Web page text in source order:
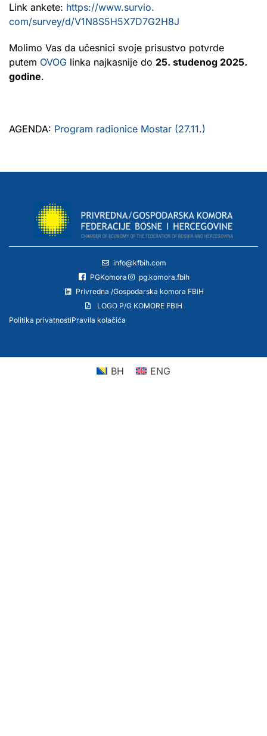
Link ankete: https://www.survio.
com/survey/d/V1N8S5H5X7D7G2H8J
Molimo Vas da učesnici svoje prisustvo potvrde
putem OVOG linka najkasnije do 25. studenog 2025.
godine.
AGENDA: Program radionice Mostar (27.11.)
info@kfbih.com
PGKomora
pg.komora.fbih
Privredna /Gospodarska komora FBiH
LOGO P/G KOMORE FBIH
Politika privatnostiPravila kolačića
BH ENG